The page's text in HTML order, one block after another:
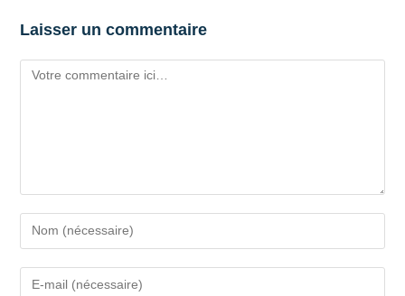
Laisser un commentaire